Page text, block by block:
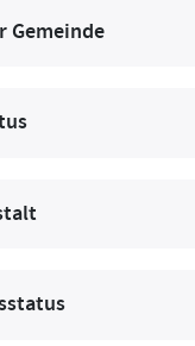
Gemeinde